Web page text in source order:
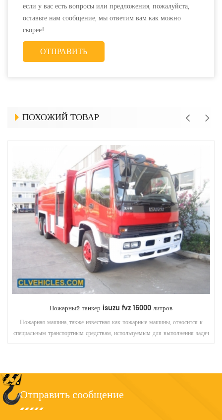
если у вас есть вопросы или предложения, пожалуйста,
оставьте нам сообщение, мы ответим вам как можно
скорее!
ПОХОЖИЙ ТОВАР
Пожарный танкер isuzu fvz 16000 литров
Пожарная машина, также известная как пожарные машины, относится к
специальным транспортным средствам, используемым для выполнения задач
Отправить сообщение